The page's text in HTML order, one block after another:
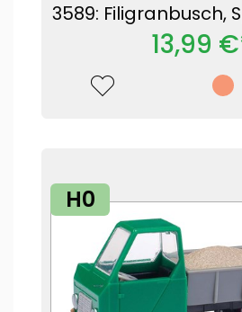
3589: Filigranbusch,
13,99
H0